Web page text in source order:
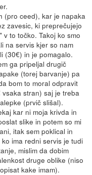
(pro ceed), kar je napaka
zavesic, ki preprečujejo
to točko. Takoj ko smo
na servis kjer so nam
(30€) in je pomagalo.
ga pripeljal drugič
(torej barvanje) pa
bom to moral odpravit
stran) saj je treba
(prvič slišal).
kar ni moja krivda in
slike in potem so mi
itak sem poklical in
ima redni servis je tudi
mislim da dobim
druge oblike (niso
kake imam).